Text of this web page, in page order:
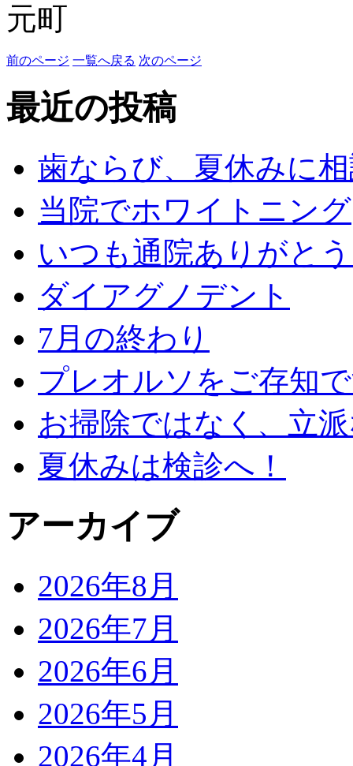
元町
前のページ 一覧へ戻る 次のページ
最近の投稿
歯ならび、夏休みに
当院でホワイトニング
いつも通院ありがと
ダイアグノデント
7月の終わり
プレオルソをご存知
お掃除ではなく、立
夏休みは検診へ！
アーカイブ
2026年8月
2026年7月
2026年6月
2026年5月
2026年4月